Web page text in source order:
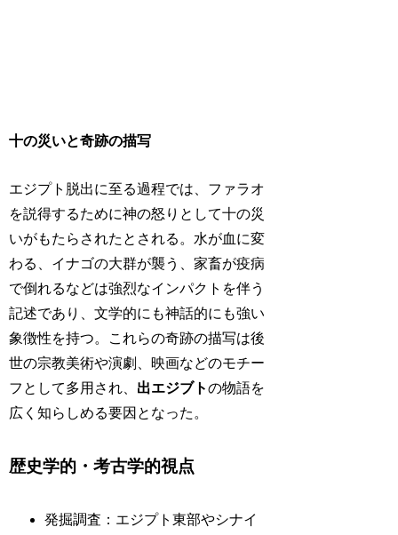
十の災いと奇跡の描写
エジプト脱出に至る過程では、ファラオ
を説得するために神の怒りとして十の災
いがもたらされたとされる。水が血に変
わる、イナゴの大群が襲う、家畜が疫病
で倒れるなどは強烈なインパクトを伴う
記述であり、文学的にも神話的にも強い
象徴性を持つ。これらの奇跡の描写は後
世の宗教美術や演劇、映画などのモチー
フとして多用され、 出エジブトの物語を
広く知らしめる要因となった。
歴史学的・考古学的視点
発掘調査：エジプト東部やシナイ